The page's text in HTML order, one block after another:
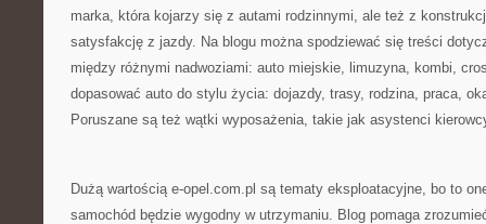
marka, która kojarzy się z autami rodzinnymi, ale też z
satysfakcję z jazdy. Na blogu można spodziewać się treści
między różnymi nadwoziami: auto miejskie, limuzyna, kombi,
dopasować auto do stylu życia: dojazdy, trasy, rodzina, praca,
Poruszane są też wątki wyposażenia, takie jak asystenci
Dużą wartością e-opel.com.pl są tematy eksploatacyjne, bo to
samochód będzie wygodny w utrzymaniu. Blog pomaga